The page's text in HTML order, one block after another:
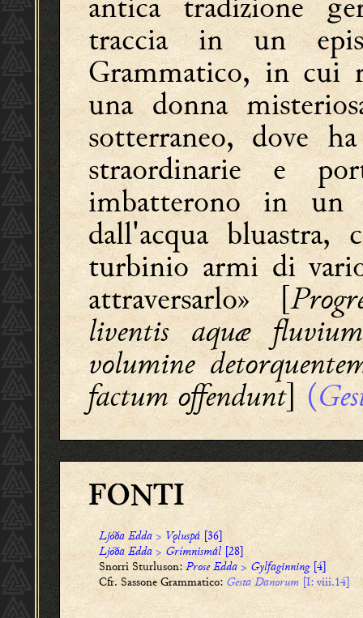
traccia in un
Grammatico, in
una donna
sotterraneo, dove
straordinarie e
imbatterono in un
dall'acqua bluastra,
turbinio armi di
attraversarlo» [
liventis aquæ
volumine
factum offendunt] (
FONTI
Ljóða Edda >Vǫluspá [36]
Ljóða Edda> Grímnismál [28]
Snorri Sturluson: Prose Edda > Gylfaginning[4]
Cfr. Sassone Grammatico: Gesta Danorum [I: viii.14]